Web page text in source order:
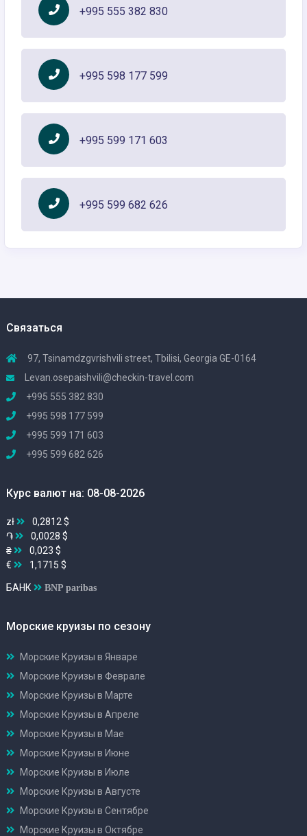
+995 555 382 830
+995 598 177 599
+995 599 171 603
+995 599 682 626
Связаться
97, Tsinamdzgvrishvili street, Tbilisi, Georgia GE-0164
Levan.osepaishvili@checkin-travel.com
+995 555 382 830
+995 598 177 599
+995 599 171 603
+995 599 682 626
Курс валют на: 08-08-2026
zł
0,2812 $
֏
0,0028 $
₴
0,023 $
€
1,1715 $
БАНК BNP paribas
Морские круизы по сезону
Морские Круизы в Январе
Морские Круизы в Феврале
Морские Круизы в Марте
Морские Круизы в Апреле
Морские Круизы в Мае
Морские Круизы в Июне
Морские Круизы в Июле
Морские Круизы в Августе
Морские Круизы в Сентябре
Морские Круизы в Октябре